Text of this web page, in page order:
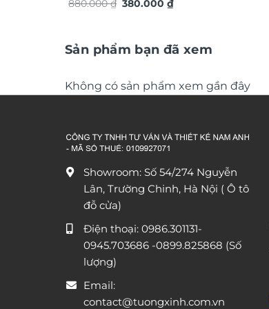
880.000₫ Giá
380.000₫Giá
380.000 ₫.
Sản phẩm bạn đã xem
Không có sản phẩm xem gần đây
Showroom: Số 54/274 Nguyễn
Lân, Trường Chinh, Hà Nội ( Ô tô
đỗ cửa)
Điện thoại: 0986.301131-
0945.703686 -0899.825868 (Số
lượng)
Email:
contact@tuongxinh.com.vn